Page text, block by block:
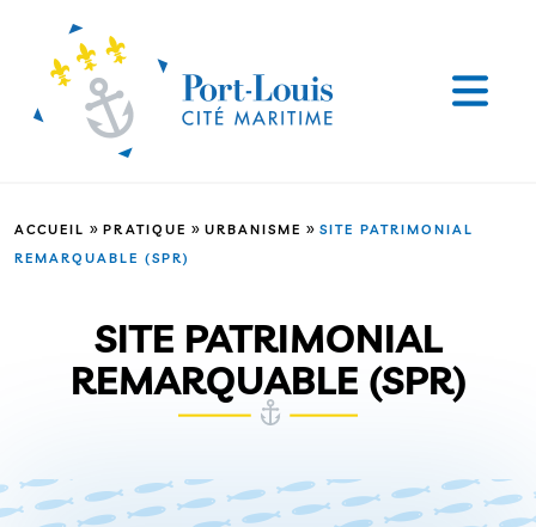
ACCUEIL » PRATIQUE » URBANISME » SITE PATRIMONIAL
REMARQUABLE (SPR)
SITE PATRIMONIAL
REMARQUABLE (SPR)